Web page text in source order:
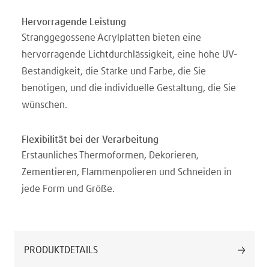
Hervorragende Leistung
Stranggegossene Acrylplatten bieten eine
hervorragende Lichtdurchlässigkeit, eine hohe UV-
Beständigkeit, die Stärke und Farbe, die Sie
benötigen, und die individuelle Gestaltung, die Sie
wünschen.
Flexibilität bei der Verarbeitung
Erstaunliches Thermoformen, Dekorieren,
Zementieren, Flammenpolieren und Schneiden in
jede Form und Größe.
PRODUKTDETAILS